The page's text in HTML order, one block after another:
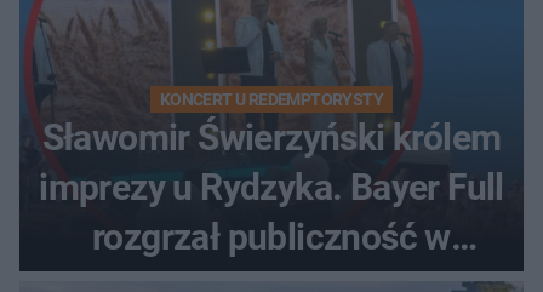
KONCERT U REDEMPTORYSTY
Sławomir Świerzyński królem
imprezy u Rydzyka. Bayer Full
rozgrzał publiczność w